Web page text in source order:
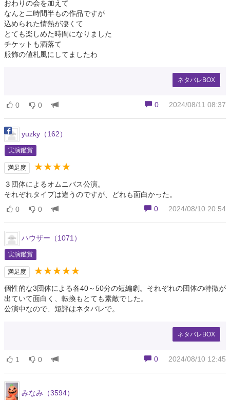
おわりの会を加えて
なんと二時間半もの作品ですが
込められた情熱が凄くて
とても楽しめた時間になりました
チケットも洒落て
服飾の値札風にしてましたわ
ネタバレBOX
0 2024/08/11 08:37
0 0
yuzky（162）
実演鑑賞
満足度 ★★★★
３団体によるオムニバス公演。
それぞれタイプは違うのですが、どれも面白かった。
0
2024/08/10 20:54
0 0
ハウザー（1071）
実演鑑賞
満足度 ★★★★★
個性的な3団体による各40～50分の短編劇。それぞれの団体の特徴が
出ていて面白く、転換もとても素敵でした。
公演中なので、短評はネタバレで。
ネタバレBOX
0 2024/08/10 12:45
1 0
みなみ（3594）